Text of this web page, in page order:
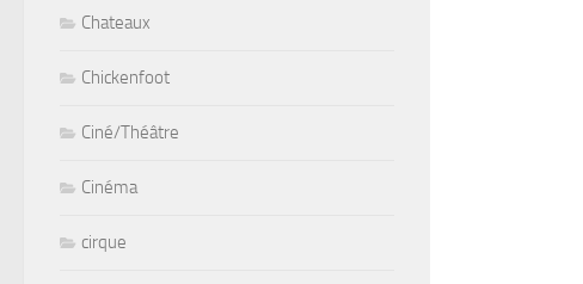
Chateaux
Chickenfoot
Ciné/Théâtre
Cinéma
cirque